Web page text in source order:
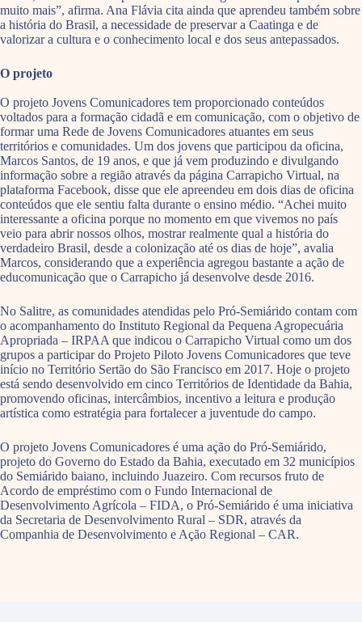
muito mais”, afirma. Ana Flávia cita ainda que aprendeu também sobre
a história do Brasil, a necessidade de preservar a Caatinga e de
valorizar a cultura e o conhecimento local e dos seus antepassados.
O projeto
O projeto Jovens Comunicadores tem proporcionado conteúdos
voltados para a formação cidadã e em comunicação, com o objetivo de
formar uma Rede de Jovens Comunicadores atuantes em seus
territórios e comunidades. Um dos jovens que participou da oficina,
Marcos Santos, de 19 anos, e que já vem produzindo e divulgando
informação sobre a região através da página Carrapicho Virtual, na
plataforma Facebook, disse que ele apreendeu em dois dias de oficina
conteúdos que ele sentiu falta durante o ensino médio. “Achei muito
interessante a oficina porque no momento em que vivemos no país
veio para abrir nossos olhos, mostrar realmente qual a história do
verdadeiro Brasil, desde a colonização até os dias de hoje”, avalia
Marcos, considerando que a experiência agregou bastante a ação de
educomunicação que o Carrapicho já desenvolve desde 2016.
No Salitre, as comunidades atendidas pelo Pró-Semiárido contam com
o acompanhamento do Instituto Regional da Pequena Agropecuária
Apropriada – IRPAA que indicou o Carrapicho Virtual como um dos
grupos a participar do Projeto Piloto Jovens Comunicadores que teve
início no Território Sertão do São Francisco em 2017. Hoje o projeto
está sendo desenvolvido em cinco Territórios de Identidade da Bahia,
promovendo oficinas, intercâmbios, incentivo a leitura e produção
artística como estratégia para fortalecer a juventude do campo.
O projeto Jovens Comunicadores é uma ação do Pró-Semiárido,
projeto do Governo do Estado da Bahia, executado em 32 municípios
do Semiárido baiano, incluindo Juazeiro. Com recursos fruto de
Acordo de empréstimo com o Fundo Internacional de
Desenvolvimento Agrícola – FIDA, o Pró-Semiárido é uma iniciativa
da Secretaria de Desenvolvimento Rural – SDR, através da
Companhia de Desenvolvimento e Ação Regional – CAR.